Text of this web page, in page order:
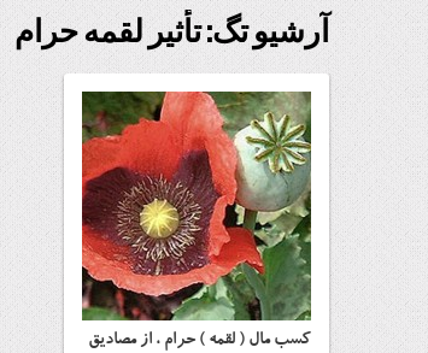
آرشیو تگ:تأثیر لقمه حرام
کسب مال ( لقمه ) حرام ، از مصادیق